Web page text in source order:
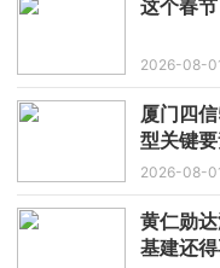
这个春
2026-08-
厦门四
型关键
2026-08-
黄仁勋
基建还